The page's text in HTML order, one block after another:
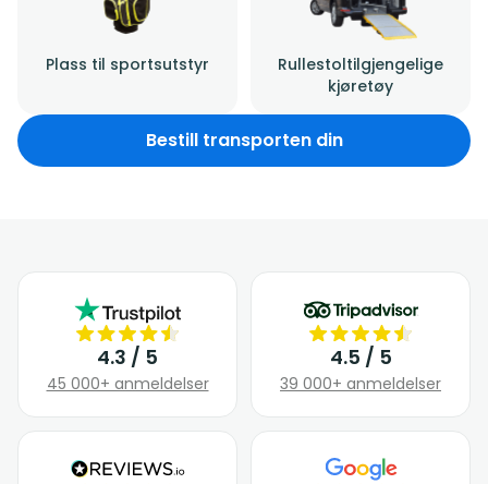
Plass til sportsutstyr
Rullestoltilgjengelige
kjøretøy
Bestill transporten din
4.3 / 5
45 000+ anmeldelser
4.5 / 5
39 000+ anmeldelser